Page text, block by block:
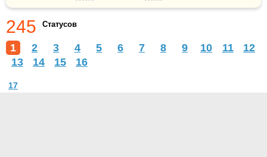
245 Статусов
1 2 3 4 5 6 7 8 9 10 11
12
13
14 15 16
17